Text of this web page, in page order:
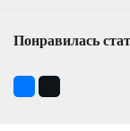
Понравилась